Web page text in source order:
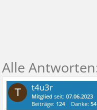
T t4u3r
Mitglied seit:07.06.2023
Beiträge: 124 Danke:54